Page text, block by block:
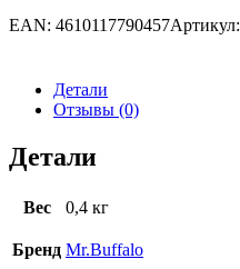
EAN: 4610117790457Артикул:
Детали
Отзывы (0)
Детали
Вес 0,4 кг
Бренд Mr.Buffalo